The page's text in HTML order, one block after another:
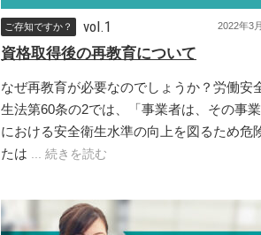
ご存知ですか？ vol.1 2022年3
資格取得後の再教育について
なぜ再教育が必要なのでしょうか？労働安
生法第60条の2では、「事業者は、その事
における安全衛生水準の向上を図るため危
たは ... 続きを読む